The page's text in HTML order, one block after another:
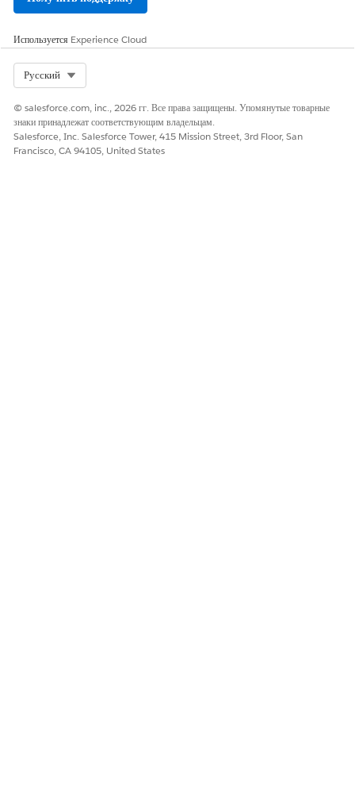
Используется Experience Cloud
Русский
© salesforce.com, inc., 2026 гг. Все права защищены. Упомянутые товарные
знаки принадлежат соответствующим владельцам.
Salesforce, Inc. Salesforce Tower, 415 Mission Street, 3rd Floor, San
Francisco, CA 94105, United States